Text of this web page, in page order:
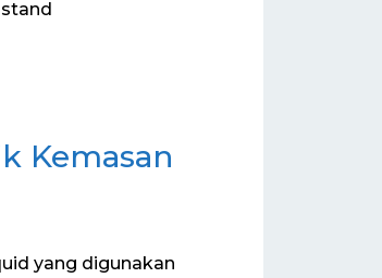
Kemasan
yang digunakan